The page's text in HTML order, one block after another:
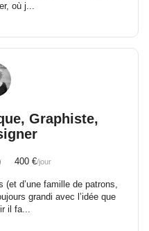
où j...
Graphiste,
400 €/jour
(et d’une famille de patrons,
grandi avec l’idée que
il fa...